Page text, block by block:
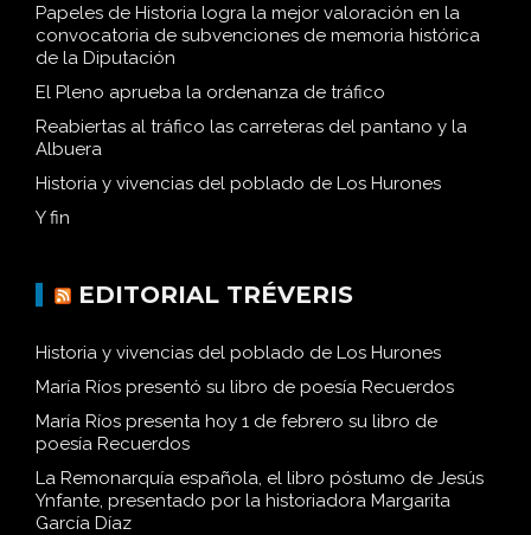
Papeles de Historia logra la mejor valoración en la
convocatoria de subvenciones de memoria histórica
de la Diputación
El Pleno aprueba la ordenanza de tráfico
Reabiertas al tráfico las carreteras del pantano y la
Albuera
Historia y vivencias del poblado de Los Hurones
Y fin
EDITORIAL TRÉVERIS
Historia y vivencias del poblado de Los Hurones
María Ríos presentó su libro de poesía Recuerdos
María Ríos presenta hoy 1 de febrero su libro de
poesía Recuerdos
La Remonarquía española, el libro póstumo de Jesús
Ynfante, presentado por la historiadora Margarita
García Díaz